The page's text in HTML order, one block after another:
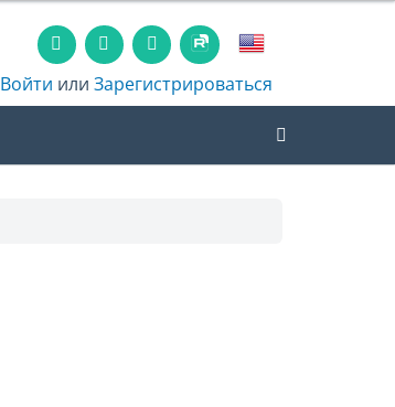
Войти илиЗарегистрироваться